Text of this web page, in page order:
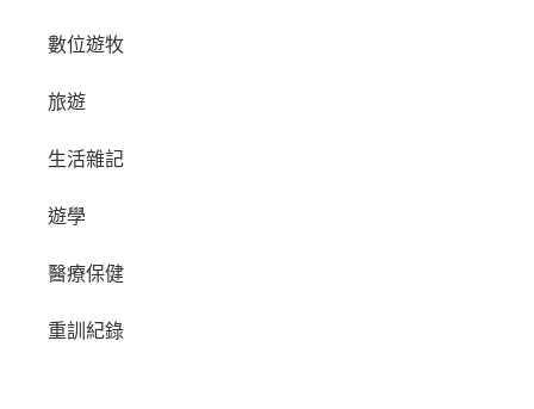
數位遊牧
旅遊
生活雜記
遊學
醫療保健
重訓紀錄